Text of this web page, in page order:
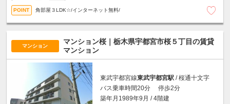
角部屋３LDK☆/インターネット無料/
マンション
マンション桜｜栃木県宇都宮市桜５丁目の賃貸
マンション
東武宇都宮線東武宇都宮駅 / 桜通十文字
バス乗車時間20分 停歩2分
築年月1989年9月 / 4階建